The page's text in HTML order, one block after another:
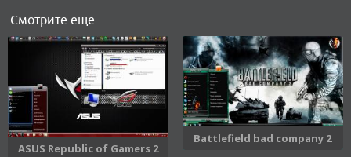
Смотрите еще
ASUS Republic of Gamers 2
Battlefield bad company 2